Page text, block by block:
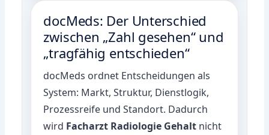
docMeds: Der Unterschied
zwischen „Zahl gesehen“ und
„tragfähig entschieden“
docMeds ordnet Entscheidungen als
System: Markt, Struktur, Dienstlogik,
Prozessreife und Standort. Dadurch
wird Facharzt Radiologie Gehalt nicht